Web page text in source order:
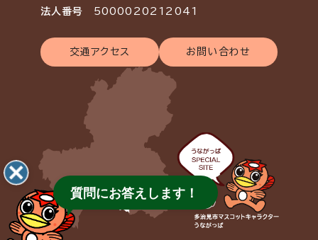
法人番号 5000020212041
交通アクセス お問い合わせ
質問にお答えします！